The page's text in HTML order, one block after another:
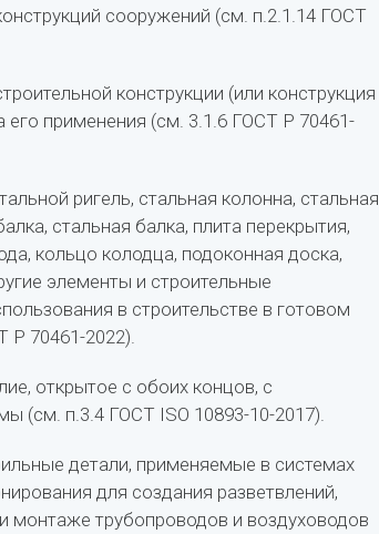
сооружений (см. п.2.1.14 ГОСТ
конструкции (или конструкция
его применения (см. 3.1.6 ГОСТ Р 70461-
ригель, стальная колонна, стальная
стальная балка, плита перекрытия,
кольцо колодца, подоконная доска,
элементы и строительные
в строительстве в готовом
Р 70461-2022).
открытое с обоих концов, с
(см. п.3.4 ГОСТ ISO 10893-10-2017).
детали, применяемые в системах
для создания разветвлений,
монтаже трубопроводов и воздуховодов